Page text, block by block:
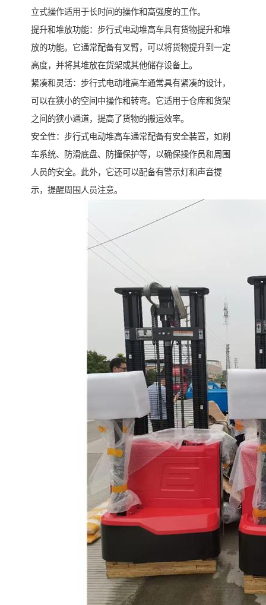
立式操作适用于长时间的操作和高强度的工作。
提升和堆放功能：步行式电动堆高车具有货物提升和堆
放的功能。它通常配备有叉臂，可以将货物提升到一定
高度，并将其堆放在货架或其他储存设备上。
紧凑和灵活：步行式电动堆高车通常具有紧凑的设计，
可以在狭小的空间中操作和转弯。它适用于仓库和货架
之间的狭小通道，提高了货物的搬运效率。
安全性：步行式电动堆高车通常配备有安全装置，如刹
车系统、防滑底盘、防撞保护等，以确保操作员和周围
人员的安全。此外，它还可以配备有警示灯和声音提
示，提醒周围人员注意。